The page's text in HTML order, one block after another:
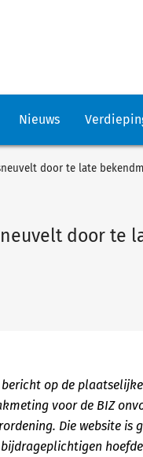
Nieuws
door te late
door te
op de
voor de BIZ
Die website